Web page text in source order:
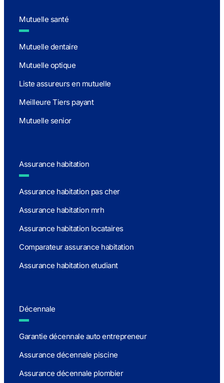
Mutuelle santé
Mutuelle dentaire
Mutuelle optique
Liste assureurs en mutuelle
Meilleure Tiers payant
Mutuelle senior
Assurance habitation
Assurance habitation pas cher
Assurance habitation mrh
Assurance habitation locataires
Comparateur assurance habitation
Assurance habitation etudiant
Décennale
Garantie décennale auto entrepreneur
Assurance décennale piscine
Assurance décennale plombier